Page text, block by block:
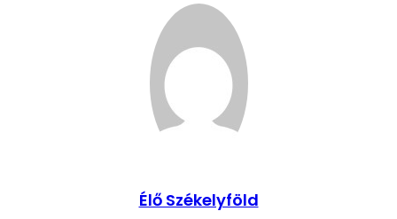
Élő Székelyföld